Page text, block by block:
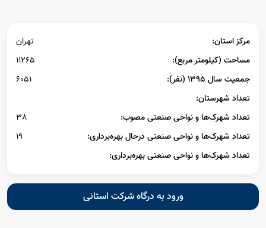
مرکز استان:
تهران
مساحت (کیلومتر مربع):
11265
جمعیت سال ۱۳۹۵ (نفر):
6051
تعداد شهرستان:
تعداد شهرک‌ها و نواحی صنعتی مصوب:
38
تعداد شهرک‌ها و نواحی صنعتی درحال بهره‌برداری:
19
تعداد شهرک‌ها و نواحی صنعتی بهره‌برداری:
ورود به درگاه شرکت استانی